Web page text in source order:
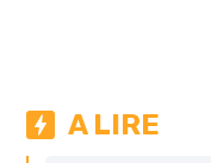
A LIRE